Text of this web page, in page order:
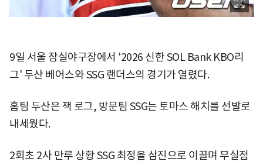
9일 서울 잠실야구장에서 '2026 신한 SOL Bank KBO리
그' 두산 베어스와 SSG 랜더스의 경기가 열렸다.
홈팀 두산은 잭 로그, 방문팀 SSG는 토마스 해치를 선발로
내세웠다.
2회초 2사 만루 상황 SSG 최정을 삼진으로 이끌며 무실점